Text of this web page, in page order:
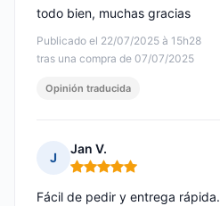
Publicado el 22/07/2025 à 15h28
tras una compra de 07/07/2025
todo bien, muchas gracias
Opinión traducida
J
Jan V.
Nota: 5 de 5
Fácil de pedir y entrega rápida.